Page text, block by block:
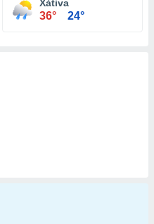
Xàtiva
36° 24°